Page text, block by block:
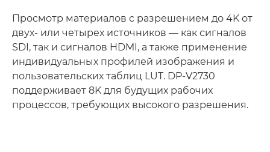
Просмотр материалов с разрешением до 4K от
двух- или четырех источников — как сигналов
SDI, так и сигналов HDMI, а также применение
индивидуальных профилей изображения и
пользовательских таблиц LUT. DP-V2730
поддерживает 8K для будущих рабочих
процессов, требующих высокого разрешения.